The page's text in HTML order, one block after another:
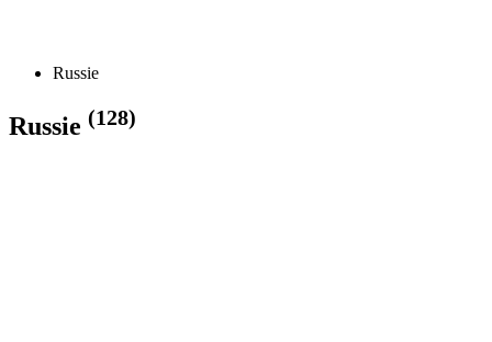
Russie
Russie (128)